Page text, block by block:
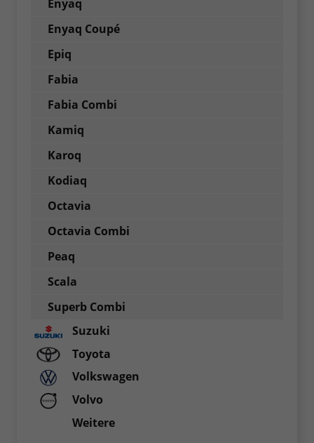
Enyaq
Enyaq Coupé
Epiq
Fabia
Fabia Combi
Kamiq
Karoq
Kodiaq
Octavia
Octavia Combi
Peaq
Scala
Superb Combi
Suzuki
Toyota
Volkswagen
Volvo
Weitere